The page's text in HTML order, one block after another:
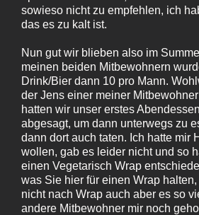
sowieso nicht zu empfehlen, ich
das es zu kalt ist.
Nun gut wir blieben also im
meinen beiden Mitbewohnern
Drink/Bier dann 10 pro Mann.
der Jens einer meiner
hatten wir unser erstes
abgesagt, um dann unterwegs zu
dann dort auch taten. Ich hatte mir
wollen, gab es leider nicht und so
einen Vegetarisch Wrap
was Sie hier für einen Wrap
nicht nach Wrap auch aber es so
andere Mitbewohner mir noch